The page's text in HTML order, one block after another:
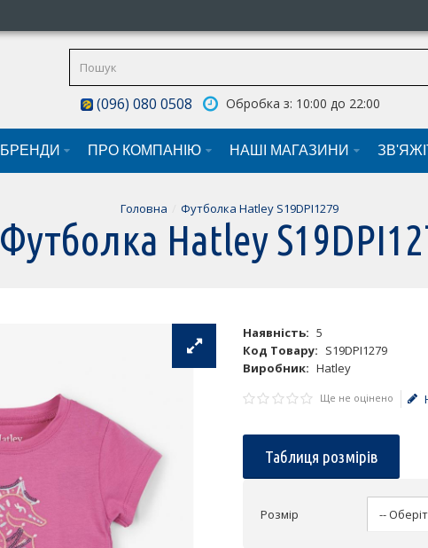
(096) 080 0508 Обробка з: 10:00 до 22:00
БРЕНДИ ПРО КОМПАНІЮ НАШI МАГАЗИНИ
Головна Футболка Hatley S19DPI1279
Футболка Hatley
Наявність: 5
Код Товару: S19DPI1279
Виробник: Hatley
Ще не оцінено
Таблиця розмірів
Розмір